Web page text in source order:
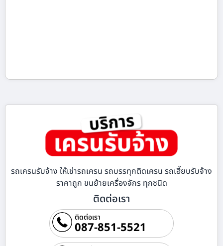
รถเครนรับจ้าง ให้เช่ารถเครน รถบรรทุกติดเครน รถเฮี๊ยบรับจ้าง
ราคาถูก ขนย้ายเครื่องจักร ทุกชนิด
ติดต่อเรา
ติดต่อเรา
087-851-5521